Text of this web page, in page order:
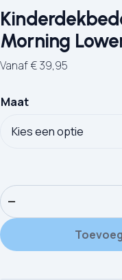
Morning
Vanaf€39,95
Maat
Kinderdekbedovertrek
−